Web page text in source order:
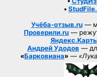
•
Учёба-отзыв.ru—
Проверили.ru —
Андрей Удодов —
«Барковиана» —